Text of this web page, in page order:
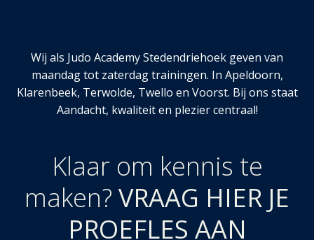
Wij als Judo Academy Stedendriehoek geven van
maandag tot zaterdag trainingen. In Apeldoorn,
Klarenbeek, Terwolde, Twello en Voorst. Bij ons staat
Aandacht, kwaliteit en plezier centraal!
Klaar om kennis te
maken? VRAAG HIER JE
PROEFLES AAN